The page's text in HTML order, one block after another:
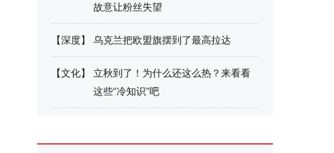
故意让粉丝失望
【深度】 乌克兰把欧盟旗摆到了最高拉达
【文化】
立秋到了！为什么还这么热？来看看
这些“冷知识”吧